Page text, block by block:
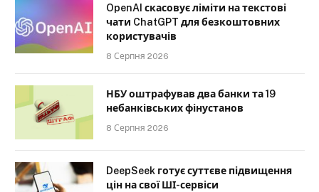
OpenAI скасовує ліміти на текстові
чати ChatGPT для безкоштовних
користувачів
8 Серпня 2026
НБУ оштрафував два банки та 19
небанківських фінустанов
8 Серпня 2026
DeepSeek готує суттєве підвищення
цін на свої ШІ-сервіси